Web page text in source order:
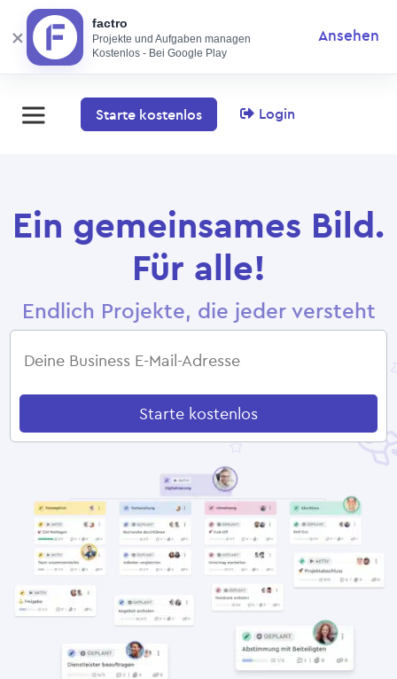
factro
Projekte und Aufgaben managen
Kostenlos - Bei Google Play
Ansehen
Starte kostenlos Login
Ein gemeinsames Bild.
Für alle!
Endlich Projekte, die jeder versteht
Starte kostenlos